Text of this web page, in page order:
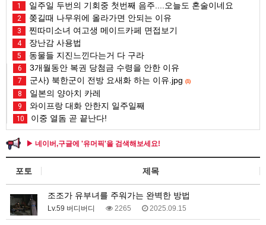
1 일주일 두번의 기회중 첫번째 음주....오늘도 혼술이네요
2 쫒길때 나무위에 올라가면 안되는 이유
3 찐따미소녀 여고생 메이드카페 면접보기
4 장난감 사용법
5 동물들 지진느낀다는거 다 구라
6 3개월동안 복권 당첨금 수령을 안한 이유
7 군사) 북한군이 전방 요새화 하는 이유.jpg (1)
8 일본의 양아치 카레
9 와이프랑 대화 안한지 일주일째
10 이중 열돔 곧 끝난다!
▶ 네이버,구글에 '유머픽'을 검색해보세요!
포토 제목
조조가 유부녀를 주워가는 완벽한 방법
Lv.59 버디버디 2265 2025.09.15